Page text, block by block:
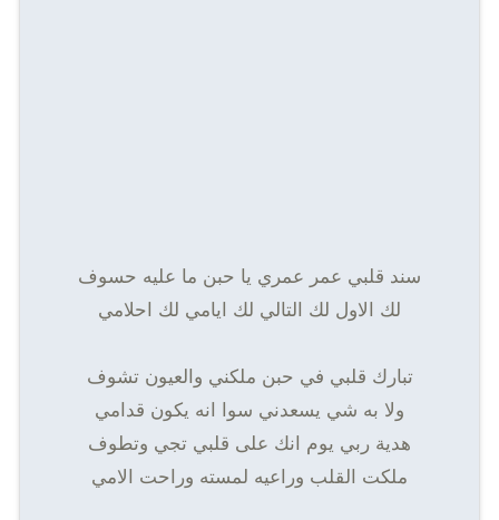
سند قلبي عمر عمري يا حبن ما عليه حسوف
لك الاول لك التالي لك ايامي لك احلامي
تبارك قلبي في حبن ملكني والعيون تشوف
ولا به شي يسعدني سوا انه يكون قدامي
هدية ربي يوم انك على قلبي تجي وتطوف
ملكت القلب وراعيه لمسته وراحت الامي